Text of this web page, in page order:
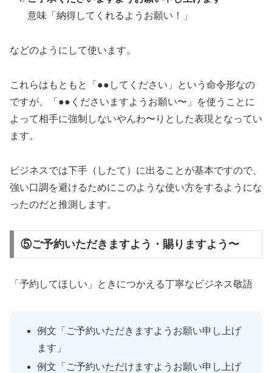
意味「納得してくれるようお願い！」
などのようにして使います。
これらはもともと「●●してください」という命令形なの
ですが、「●●くださいますようお願い〜」を使うことに
よって相手に強制しないやんわ〜りとした表現となってい
ます。
ビジネスでは下手（したて）に出ることが基本ですので、
強い口調を避けるためにこのような使い方をするようにな
ったのだと推測します。
⑤ご予約いただきますよう・賜りますよう〜
「予約してほしい」ときにつかえる丁寧なビジネス敬語
例文「ご予約いただきますようお願い申し上げ
ます」
例文「ご予約いただけますようお願い申し上げ